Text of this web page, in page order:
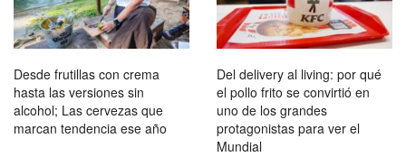
Desde frutillas con crema
hasta las versiones sin
alcohol; Las cervezas que
marcan tendencia ese año
Del delivery al living: por qué
el pollo frito se convirtió en
uno de los grandes
protagonistas para ver el
Mundial